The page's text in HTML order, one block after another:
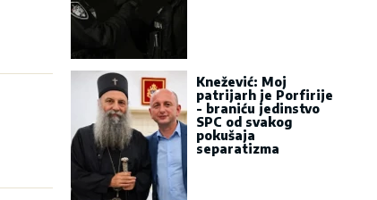
Knežević: Moj
patrijarh je Porfirije
- braniću jedinstvo
SPC od svakog
pokušaja
separatizma